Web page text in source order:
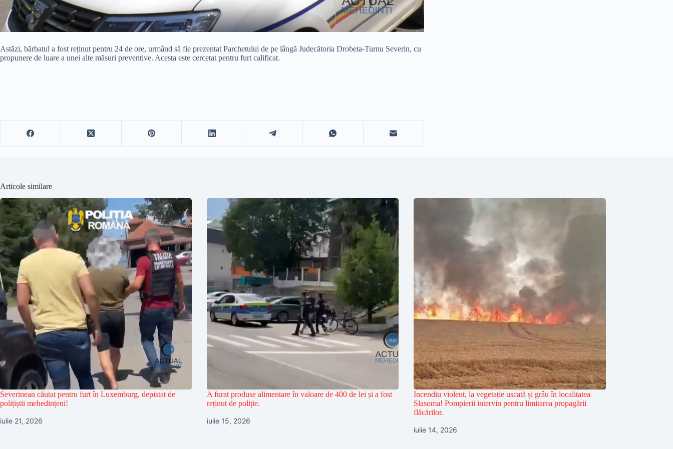
Astăzi, bărbatul a fost reținut pentru 24 de ore, urmând să fie prezentat Parchetului de pe lângă Judecătoria Drobeta-Turnu Severin, cu
propunere de luare a unei alte măsuri preventive. Acesta este cercetat pentru furt calificat.
Articole similare
Severinean căutat pentru furt în Luxemburg, depistat de
polițiștii mehedințeni!
iulie 21, 2026
A furat produse alimentare în valoare de 400 de lei și a fost
reținut de poliție.
iulie 15, 2026
Incendiu violent, la vegetație uscată și grâu în localitatea
Slasoma! Pompierii intervin pentru limitarea propagării
flăcărilor.
iulie 14, 2026